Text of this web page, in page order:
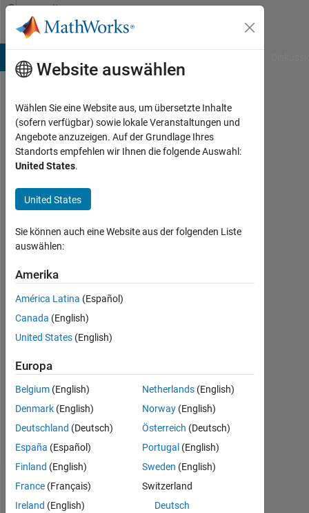
Weiter zum Inhalt
Community
Profile
Norman
Johnson
University
of
Nevada,
Reno
Aktiv
2011
0
0
Follow
Nachricht
Dashboard
Website auswählen
Wählen Sie eine Website aus, um übersetzte Inhalte
(sofern verfügbar) sowie lokale Veranstaltungen und
Angebote anzuzeigen. Auf der Grundlage Ihres
Standorts empfehlen wir Ihnen die folgende Auswahl:
United States.
United States
Sie können auch eine Website aus der folgenden Liste
auswählen:
Amerika
América Latina (Español)
Canada (English)
United States (English)
Europa
Belgium (English)
Denmark (English)
Deutschland (Deutsch)
España (Español)
Finland (English)
France (Français)
Ireland (English)
Netherlands (English)
Norway (English)
Österreich (Deutsch)
Portugal (English)
Sweden (English)
Switzerland
Deutsch